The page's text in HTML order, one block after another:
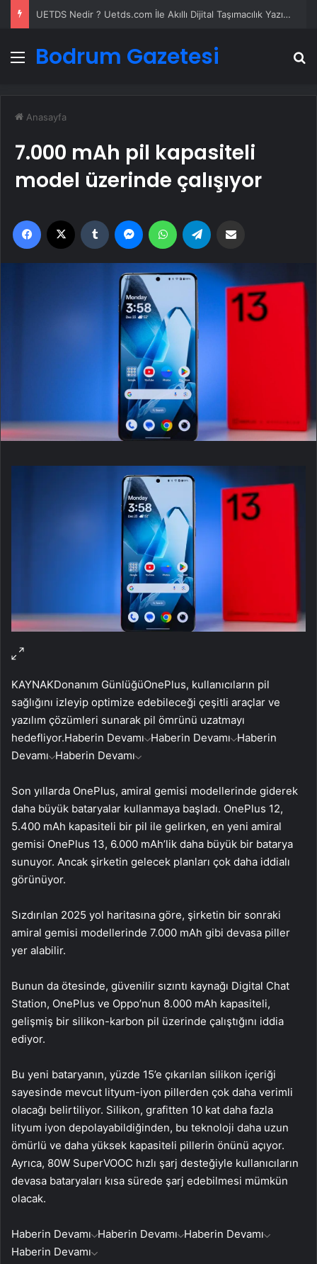
UETDS Nedir ? Uetds.com İle Akıllı Dijital Taşımacılık Yazılımı
Menü
Bodrum Gazetesi
Anasayfa
7.000 mAh pil kapasiteli
model üzerinde çalışıyor
Facebook Tumblr MessengerWhatsApp
KAYNAKDonanım GünlüğüOnePlus, kullanıcıların pil
sağlığını izleyip optimize edebileceği çeşitli araçlar ve
yazılım çözümleri sunarak pil ömrünü uzatmayı
hedefliyor.Haberin Devamı Haberin Devamı Haberin
Devamı Haberin Devamı
Son yıllarda OnePlus, amiral gemisi modellerinde giderek
daha büyük bataryalar kullanmaya başladı. OnePlus 12,
5.400 mAh kapasiteli bir pil ile gelirken, en yeni amiral
gemisi OnePlus 13, 6.000 mAh’lik daha büyük bir batarya
sunuyor. Ancak şirketin gelecek planları çok daha iddialı
görünüyor.
Sızdırılan 2025 yol haritasına göre, şirketin bir sonraki
amiral gemisi modellerinde 7.000 mAh gibi devasa piller
yer alabilir.
Bunun da ötesinde, güvenilir sızıntı kaynağı Digital Chat
Station, OnePlus ve Oppo’nun 8.000 mAh kapasiteli,
gelişmiş bir silikon-karbon pil üzerinde çalıştığını iddia
ediyor.
Bu yeni bataryanın, yüzde 15’e çıkarılan silikon içeriği
sayesinde mevcut lityum-iyon pillerden çok daha verimli
olacağı belirtiliyor. Silikon, grafitten 10 kat daha fazla
lityum iyon depolayabildiğinden, bu teknoloji daha uzun
ömürlü ve daha yüksek kapasiteli pillerin önünü açıyor.
Ayrıca, 80W SuperVOOC hızlı şarj desteğiyle kullanıcıların
devasa bataryaları kısa sürede şarj edebilmesi mümkün
olacak.
Haberin Devamı Haberin Devamı Haberin Devamı
Haberin Devamı